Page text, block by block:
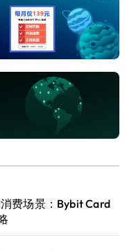
费场景：Bybit Card